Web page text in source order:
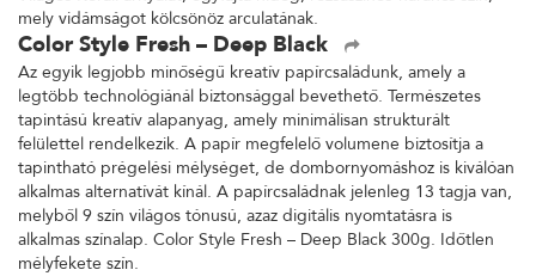
mely vidámságot kölcsönöz arculatának.
Color Style Fresh – Deep Black
Az egyik legjobb minőségű kreatív papírcsaládunk, amely a
legtöbb technológiánál biztonsággal bevethető. Természetes
tapintású kreatív alapanyag, amely minimálisan strukturált
felülettel rendelkezik. A papír megfelelő volumene biztosítja a
tapintható prégelési mélységet, de dombornyomáshoz is kiválóan
alkalmas alternatívát kínál. A papírcsaládnak jelenleg 13 tagja van,
melyből 9 szín világos tónusú, azaz digitális nyomtatásra is
alkalmas színalap. Color Style Fresh – Deep Black 300g. Időtlen
mélyfekete szín.